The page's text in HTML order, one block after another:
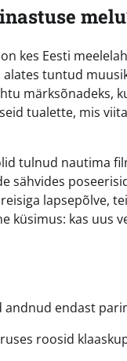
kes Eesti
tuntud
märksõnadeks,
tualette, mis
tulnud nautima
sähvides
lapsepõlve,
kas uus
endast
roosid